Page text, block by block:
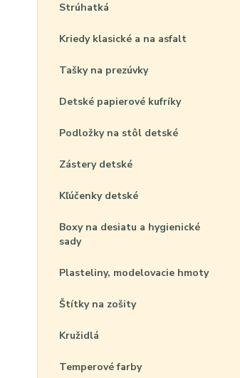
Strúhatká
Kriedy klasické a na asfalt
Tašky na prezúvky
Detské papierové kufríky
Podložky na stôl detské
Zástery detské
Kľúčenky detské
Boxy na desiatu a hygienické
sady
Plasteliny, modelovacie hmoty
Štítky na zošity
Kružidlá
Temperové farby